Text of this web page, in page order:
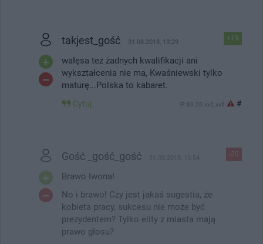
+19
takjest_gość 31.08.2018, 13:29
wałęsa też żadnych kwalifikacji ani
wykształcenia nie ma, Kwaśniewski tylko
maturę...Polska to kabaret.
Cytuj IP: 83.20.xx2.xx6 #
-20
Gość _gość_gość
Brawo Iwona!
No i brawo! Czy jest jakaś sugestia, że
kobieta pracy, sukcesu nie może być
prezydentem? Tylko elity z miasta mają
prawo głosu?